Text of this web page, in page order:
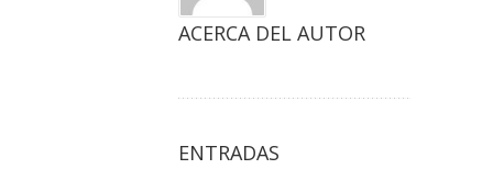
ACERCA DEL AUTOR
ENTRADAS